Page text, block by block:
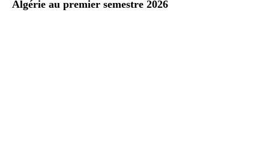
Algérie au premier semestre 2026